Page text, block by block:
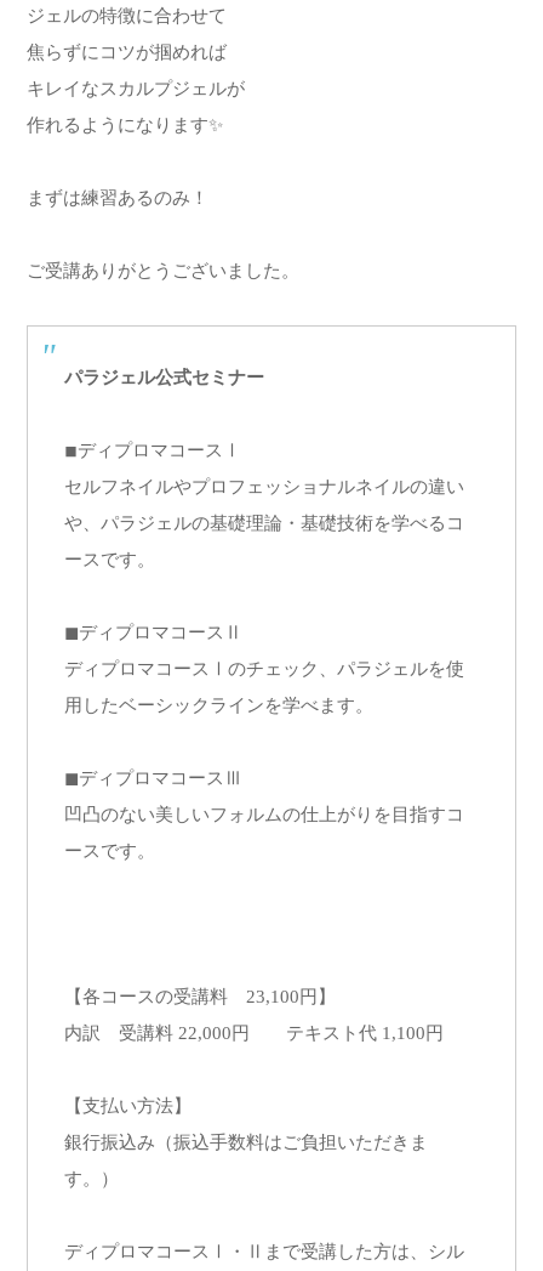
ジェルの特徴に合わせて
焦らずにコツが掴めれば
キレイなスカルプジェルが
作れるようになります✨
まずは練習あるのみ！
ご受講ありがとうございました。
パラジェル公式セミナー
◾︎ディプロマコースⅠ
セルフネイルやプロフェッショナルネイルの違い
や、パラジェルの基礎理論・基礎技術を学べるコ
ースです。
◼︎ディプロマコースⅡ
ディプロマコースⅠのチェック、パラジェルを使
用したベーシックラインを学べます。
◼︎ディプロマコースⅢ
凹凸のない美しいフォルムの仕上がりを目指すコ
ースです。
【各コースの受講料 23,100円】
内訳 受講料 22,000円 テキスト代 1,100円
【支払い方法】
銀行振込み（振込手数料はご負担いただきま
す。）
ディプロマコースⅠ・Ⅱまで受講した方は、シル